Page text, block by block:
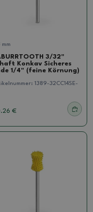
mm
3/32"
Konkav Sicheres
1/4" (feine Körnung)
1389-32CC14SE-
€